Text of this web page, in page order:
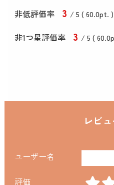
非低評価率 3 / 5 ( 60.0pt. )
非1つ星評価率 3 / 5 ( 60.0
レビ
ユーザー名
評価